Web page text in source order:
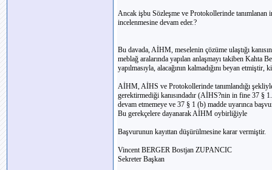
Ancak işbu Sözleşme ve Protokollerinde
incelenmesine devam eder.?
Bu davada, AİHM, meselenin çözüme ulaştığı
meblağ aralarında yapılan anlaşmayı takiben Kahta
yapılmasıyla, alacağının kalmadığını beyan
AİHM, AİHS ve Protokollerinde tanımlandığı
gerektirmediği kanısındadır (AİHS?nin in fine 37 §
devam etmemeye ve 37 § 1 (b) madde uyarınca
Bu gerekçelere dayanarak AİHM oybirliğiyle
Başvurunun kayıttan düşürülmesine karar vermiştir.
Vincent BERGER Bostjan ZUPANCIC
Sekreter Başkan